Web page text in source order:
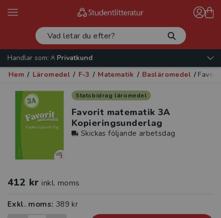
Handlar som:
Privatkund
Hem / Läromedel / F-3 / Matematik / Basläromedel /
Statsbidrag läromedel
Favorit matematik 3A
Kopieringsunderlag
Skickas följande arbetsdag
412 kr inkl. moms
Exkl. moms: 389 kr